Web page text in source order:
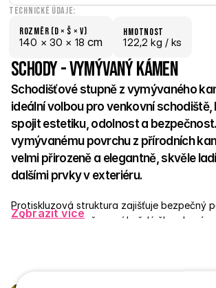
Technické údaje:
Rozměr (D × š × V)
140 × 30 × 18 cm
hmotnost
122,2 kg / ks
Schody - Vymývaný kámen
Schodišťové stupně z vymývaného
ideální volbou pro venkovní
spojit estetiku, odolnost a
vymývanému povrchu z přírodních
velmi přirozeně a elegantně, skvěle
dalšími prvky v exteriéru.
Protiskluzová struktura zajišťuje bezpečný
nebo v mrazu, což ocení každý člen
Zobrazit více